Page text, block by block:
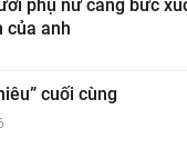
phụ nữ càng bức
của anh
cuối cùng